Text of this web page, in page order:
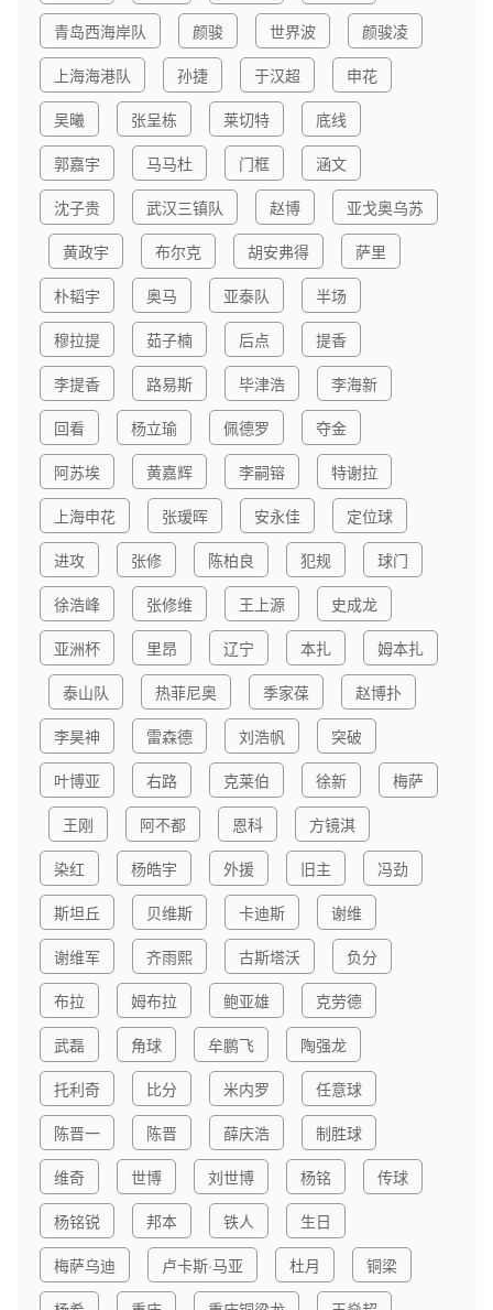
青岛西海岸队
颜骏 世界波
颜骏凌
上海海港队
孙捷 于汉超
申花
吴曦
张呈栋 莱切特
底线
郭嘉宇
马马杜 门框
涵文
沈子贵
武汉三镇队 赵博
亚戈奥乌苏
黄政宇
布尔克 胡安弗得
萨里
朴韬宇
奥马 亚泰队
半场
穆拉提
茹子楠 后点
提香
李提香
路易斯 毕津浩
李海新
回看
杨立瑜 佩德罗
夺金
阿苏埃
黄嘉辉 李嗣镕
特谢拉
上海申花
张瑷晖 安永佳
定位球
进攻
张修 陈柏良 犯规
球门
徐浩峰
张修维 王上源
史成龙
亚洲杯
里昂 辽宁 本扎
姆本扎
泰山队
热菲尼奥 季家葆
赵博扑
李昊神
雷森德 刘浩帆
突破
叶博亚
右路 克莱伯 徐新
梅萨
王刚
阿不都 恩科
方镜淇
染红
杨皓宇 外援 旧主
冯劲
斯坦丘
贝维斯 卡迪斯
谢维
谢维军
齐雨熙 古斯塔沃
负分
布拉
姆布拉 鲍亚雄
克劳德
武磊
角球 牟鹏飞
陶强龙
托利奇
比分 米内罗
任意球
陈晋一
陈晋 薛庆浩
制胜球
维奇
世博 刘世博 杨铭
传球
杨铭锐
邦本 铁人
生日
梅萨乌迪
卢卡斯·马亚 杜月
铜梁